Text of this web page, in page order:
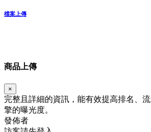
檔案上傳
商品上傳
×
完整且詳細的資訊，能有效提高排名、流
擎的曝光度。
發佈者